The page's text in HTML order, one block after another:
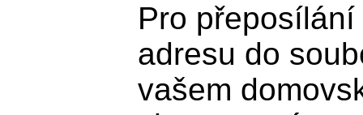
Pro
adresu do
vašem